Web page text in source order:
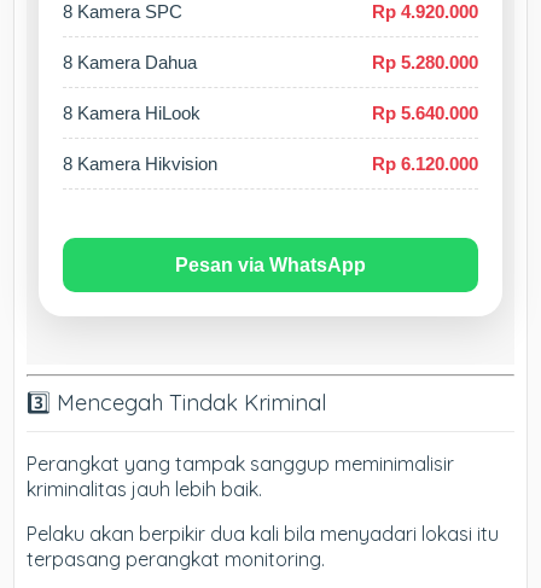
8 Kamera SPC Rp 4.920.000
8 Kamera Dahua Rp 5.280.000
8 Kamera HiLook Rp 5.640.000
8 Kamera Hikvision Rp 6.120.000
Pesan via WhatsApp
3️⃣ Mencegah Tindak Kriminal
Perangkat yang tampak sanggup meminimalisir
kriminalitas jauh lebih baik.
Pelaku akan berpikir dua kali bila menyadari lokasi itu
terpasang perangkat monitoring.